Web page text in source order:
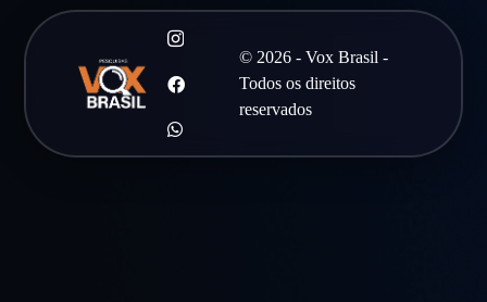
© 2026 - Vox Brasil -
Todos os direitos
reservados